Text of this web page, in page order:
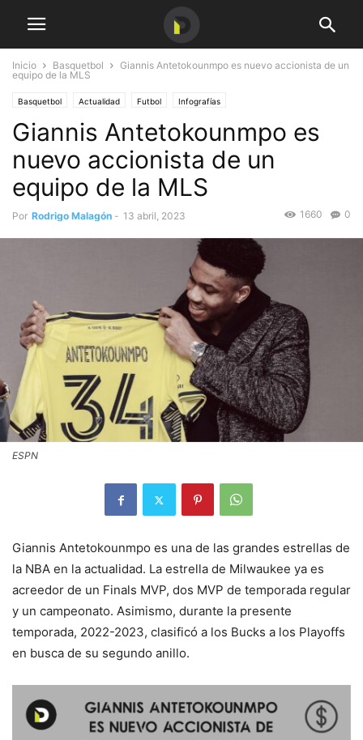
Inicio Basquetbol
Giannis Antetokounmpo es nuevo accionista de un
equipo de la MLS
Basquetbol Actualidad Futbol Infografías
Giannis Antetokounmpo es
nuevo accionista de un
equipo de la MLS
Por Rodrigo Malagón - 13 abril, 2023 0
1660
ESPN
Giannis Antetokounmpo es una de las grandes estrellas de
la NBA en la actualidad. La estrella de Milwaukee ya es
acreedor de un Finals MVP, dos MVP de temporada regular
y un campeonato. Asimismo, durante la presente
temporada, 2022-2023, clasificó a los Bucks a los Playoffs
en busca de su segundo anillo.